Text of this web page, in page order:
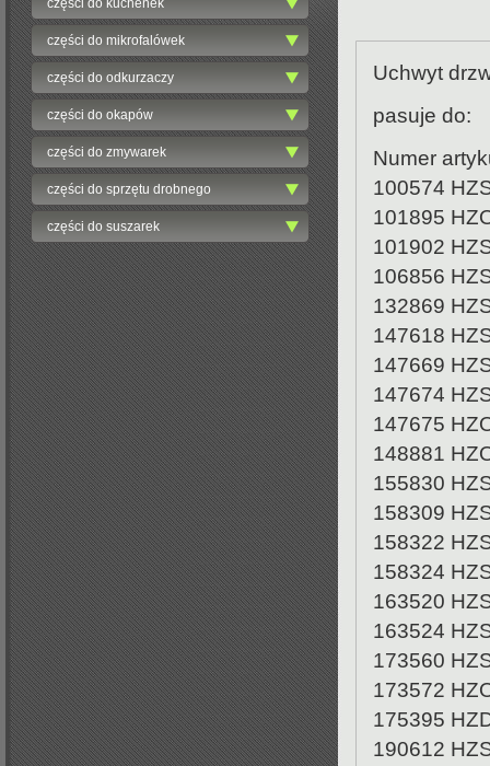
części do kuchenek
części do mikrofalówek
części do odkurzaczy
części do okapów
części do zmywarek
części do sprzętu drobnego
części do suszarek
Uchwyt
pasuje do:
Numer
100574
101895
101902
106856
132869
147618
147669
147674
147675
148881
155830
158309
158322
158324
163520
163524
173560
173572
175395
190612